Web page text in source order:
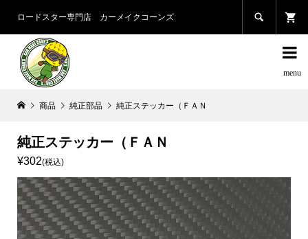
ロードスター専門店 カーメイクコーンズ 

商品 純正部品 純正ステッカー（ＦＡＮ
純正ステッカー（ＦＡＮ
¥302(税込)